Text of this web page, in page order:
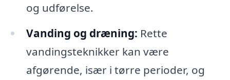
og udførelse.
Vanding og dræning: Rette
vandingsteknikker kan være
afgørende, især i tørre perioder, og